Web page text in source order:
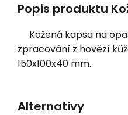
Popis produktu
Kožená kapsa na
zpracování z hovězí
150x100x40 mm.
Alternativy